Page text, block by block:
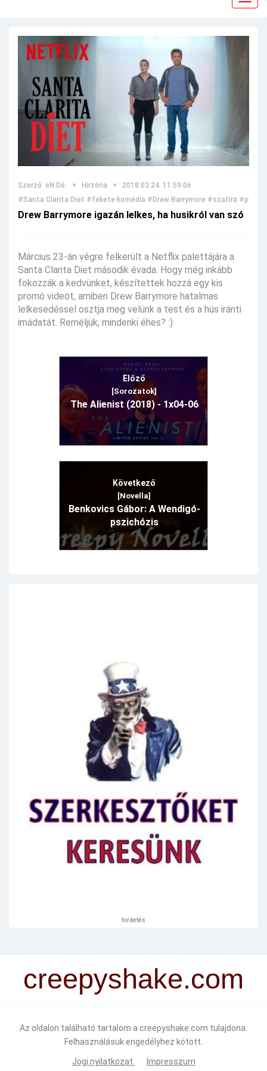
Szerző: eN.Dé. Hírzóna
2018.03.24. 11:59:06
#Santa Clarita Diet #fekete komédia #Drew Barrymore #szatíra #promó
Drew Barrymore igazán lelkes, ha husikról van szó
Március 23-án végre felkerült a Netflix palettájára a
Santa Clarita Diet második évada. Hogy még inkább
fokozzák a kedvünket, készítettek hozzá egy kis
promó videót, amiben Drew Barrymore hatalmas
lelkesedéssel osztja meg velünk a test és a hús iránti
imádatát. Reméljük, mindenki éhes? :)
Előző
[Sorozatok]
The Alienist (2018) - 1x04-06
Következő
[Novella]
Benkovics Gábor: A Wendigó-
pszichózis
hirdetés
creepyshake.com
Az oldalon található tartalom a creepyshake.com tulajdona.
Felhasználásuk engedélyhez kötött.
Jogi nyilatkozat Impresszum